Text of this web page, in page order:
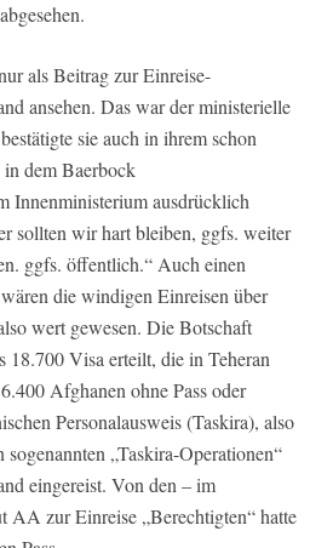
als Beitrag zur Einreise-
ansehen. Das war der ministerielle
sie auch in ihrem schon
in dem Baerbock
Innenministerium ausdrücklich
sollten wir hart bleiben, ggfs. weiter
ggfs. öffentlich.“ Auch einen
die windigen Einreisen über
wert gewesen. Die Botschaft
18.700 Visa erteilt, die in Teheran
Afghanen ohne Pass oder
Personalausweis (Taskira), also
„Taskira-Operationen“
eingereist. Von den – im
AA zur Einreise „Berechtigten“ hatte